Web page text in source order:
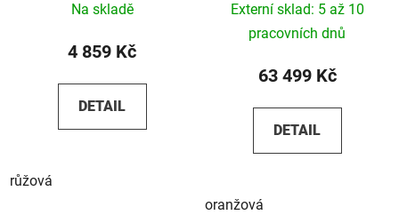
Na skladě
4 859 Kč
DETAIL
růžová
Externí sklad: 5 až 10
pracovních dnů
63 499 Kč
DETAIL
oranžová